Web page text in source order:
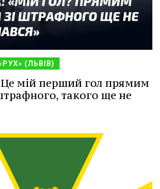
(ЛЬВІВ)
мій перший гол прямим
такого ще не